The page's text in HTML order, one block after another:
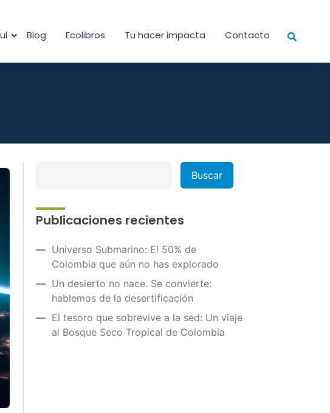
Blog Ecolibros Tu hacer impacta Contacto
Publicaciones recientes
Universo Submarino: El 50% de
Colombia que aún no has explorado
Un desierto no nace. Se convierte:
hablemos de la desertificación
El tesoro que sobrevive a la sed: Un viaje
al Bosque Seco Tropical de Colombia